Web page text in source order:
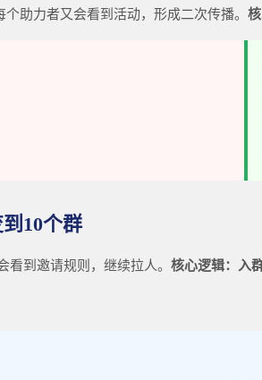
助力者又会看到活动，形成二次传播。
10个群
到邀请规则，继续拉人。 核心逻辑：入